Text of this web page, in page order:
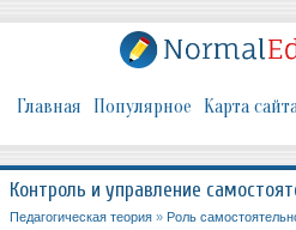
Главная Популярное Карта
Контроль и управление
Педагогическая теория » Роль